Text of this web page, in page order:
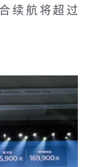
续航将超过